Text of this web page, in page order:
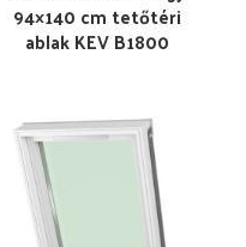
94×140 cm tetőtéri
ablak KEV B1800